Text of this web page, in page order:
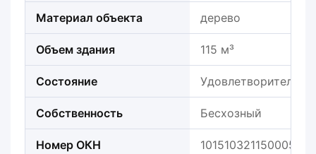
Материал объекта дерево
Объем здания 115 м³
Состояние
Собственность Бесхозный
Номер ОКН 101510321150005